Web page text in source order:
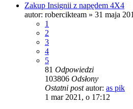
Zakup Insignii z napędem 4X4
autor: robercikteam » 31 maja
1
2
3
4
5
81 Odpowiedzi
103806 Odsłony
Ostatni postautor: as pik
1 mar 2021, o 17:12